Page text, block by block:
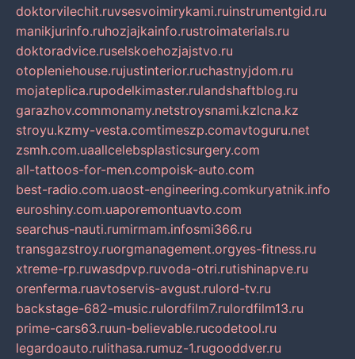
doktorvilechit.ruvsesvoimirykami.ruinstrumentgid.ru
manikjurinfo.ruhozjajkainfo.rustroimaterials.ru
doktoradvice.ruselskoehozjajstvo.ru
otopleniehouse.rujustinterior.ruchastnyjdom.ru
mojateplica.rupodelkimaster.rulandshaftblog.ru
garazhov.commonamy.netstroysnami.kzlcna.kz
stroyu.kzmy-vesta.comtimeszp.comavtoguru.net
zsmh.com.uaallcelebsplasticsurgery.com
all-tattoos-for-men.compoisk-auto.com
best-radio.com.uaost-engineering.comkuryatnik.info
euroshiny.com.uaporemontuavto.com
searchus-nauti.rumirmam.infosmi366.ru
transgazstroy.ruorgmanagement.orgyes-fitness.ru
xtreme-rp.ruwasdpvp.ruvoda-otri.rutishinapve.ru
orenferma.ruavtoservis-avgust.rulord-tv.ru
backstage-682-music.rulordfilm7.rulordfilm13.ru
prime-cars63.ruun-believable.rucodetool.ru
legardoauto.rulithasa.rumuz-1.rugooddver.ru